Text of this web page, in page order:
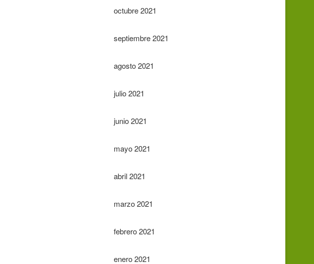
octubre 2021
septiembre 2021
agosto 2021
julio 2021
junio 2021
mayo 2021
abril 2021
marzo 2021
febrero 2021
enero 2021